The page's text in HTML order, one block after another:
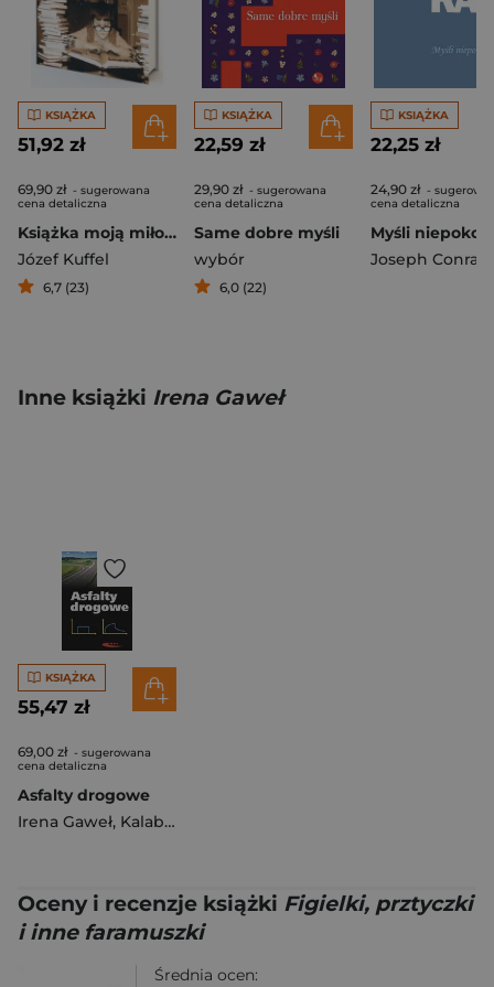
KSIĄŻKA
51,92 zł
69,90 zł - sugerowana
cena detaliczna
Książka moją miłością
Józef Kuffel
6,7 (23)
KSIĄŻKA
22,59 zł
29,90 zł - sugerowana
cena detaliczna
Same dobre myśli
wybór
6,0 (22)
KSIĄŻKA
22,25 zł
24,90 zł -
cena detaliczna
Myśli
Joseph Conrad
Inne książki Irena Gaweł
KSIĄŻKA
55,47 zł
69,00 zł - sugerowana
cena detaliczna
Asfalty drogowe
Irena Gaweł, Kalabińska Maria
Oceny i recenzje książki Figielki, prztyczki
i inne faramuszki
Średnia ocen: